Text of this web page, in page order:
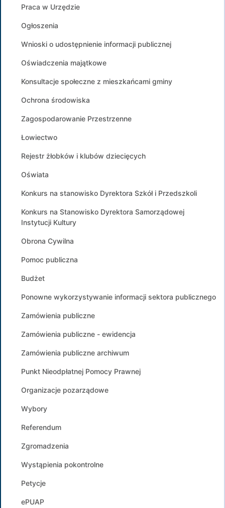
Praca w Urzędzie
Ogłoszenia
Wnioski o udostępnienie informacji publicznej
Oświadczenia majątkowe
Konsultacje społeczne z mieszkańcami gminy
Ochrona środowiska
Zagospodarowanie Przestrzenne
Łowiectwo
Rejestr żłobków i klubów dziecięcych
Oświata
Konkurs na stanowisko Dyrektora Szkół i Przedszkoli
Konkurs na Stanowisko Dyrektora Samorządowej
Instytucji Kultury
Obrona Cywilna
Pomoc publiczna
Budżet
Ponowne wykorzystywanie informacji sektora publicznego
Zamówienia publiczne
Zamówienia publiczne - ewidencja
Zamówienia publiczne archiwum
Punkt Nieodpłatnej Pomocy Prawnej
Organizacje pozarządowe
Wybory
Referendum
Zgromadzenia
Wystąpienia pokontrolne
Petycje
ePUAP